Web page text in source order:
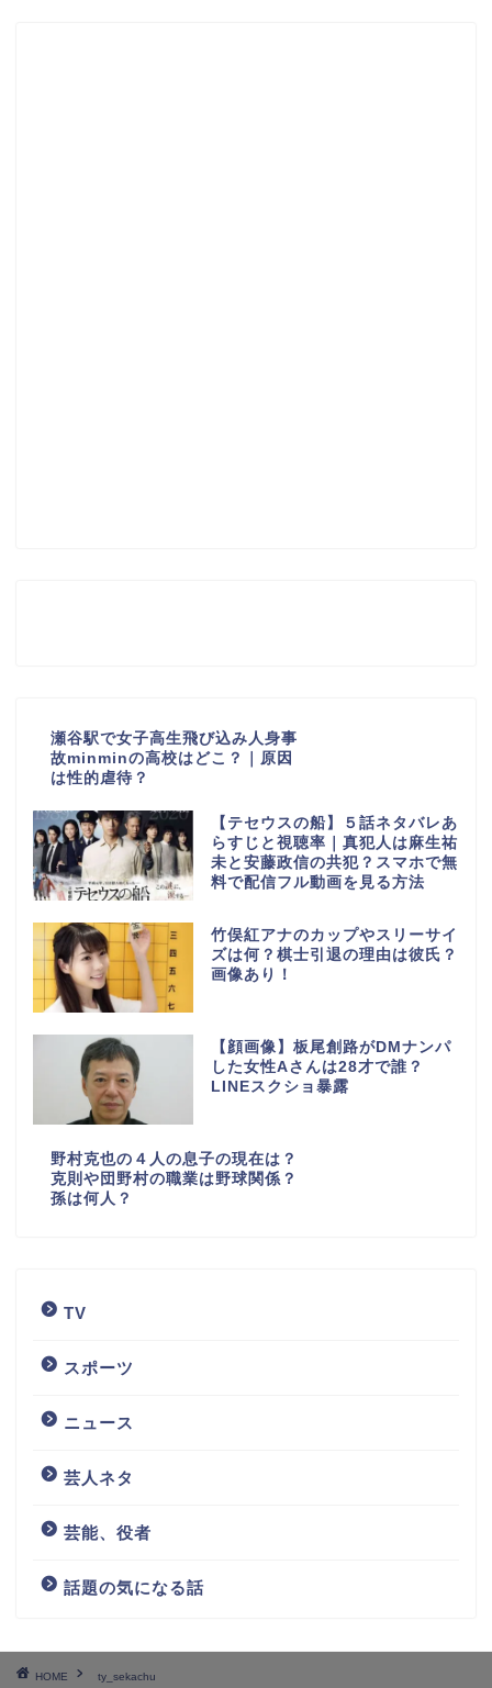
瀬谷駅で女子高生飛び込み人身事
故minminの高校はどこ？｜原因
は性的虐待？
【テセウスの船】５話ネタバレあ
らすじと視聴率｜真犯人は麻生祐
未と安藤政信の共犯？スマホで無
料で配信フル動画を見る方法
竹俣紅アナのカップやスリーサイ
ズは何？棋士引退の理由は彼氏？
画像あり！
【顔画像】板尾創路がDMナンパ
した女性Aさんは28才で誰？
LINEスクショ暴露
野村克也の４人の息子の現在は？
克則や団野村の職業は野球関係？
孫は何人？
TV
スポーツ
ニュース
芸人ネタ
芸能、役者
話題の気になる話
HOME ty_sekachu